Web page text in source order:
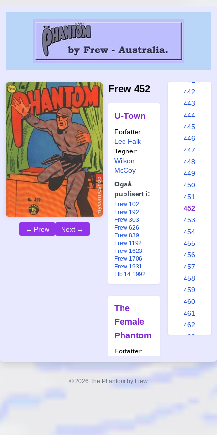
← Prew Next →
Frew 452
U-Town
Forfatter:
Lee Falk
Tegner:
Wilson
McCoy
Også
publisert i:
Frew 102
Frew 192
Frew 303
Frew 626
Frew 839
Frew 1192
Frew 1623
Frew 1706
Frew 1931
Ftb 14 1992
The
Female
Phantom
Forfatter:
Lee Falk
Wilson
435
442
443
444
445
446
447
448
449
450
451
452
453
454
455
456
457
458
459
460
461
462
463
© 2026 The Phantom by Frew